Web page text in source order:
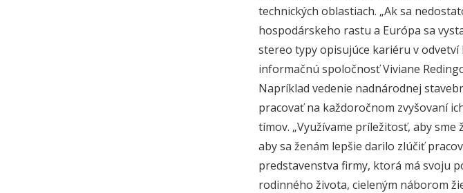
technických oblastiach. „Ak sa
hospodárskeho rastu a Európa sa
stereo typy opisujúce kariéru v
informačnú spoločnosť Viviane
Napríklad vedenie nadnárodnej
pracovať na každoročnom zvyšovaní
tímov. „Využívame príležitosť, aby
aby sa ženám lepšie darilo zlúčiť
predstavenstva firmy, ktorá má svoju
rodinného života, cieleným náborom